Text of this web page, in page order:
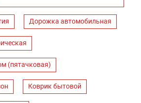
Дорожка автомобильная
(пятачковая)
Коврик бытовой